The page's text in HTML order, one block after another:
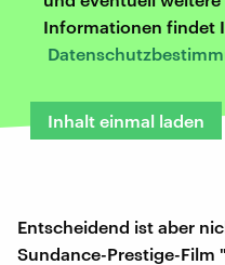
Informationen findet
Inhalt einmal laden
Entscheidend ist aber
Sundance-Prestige-Film